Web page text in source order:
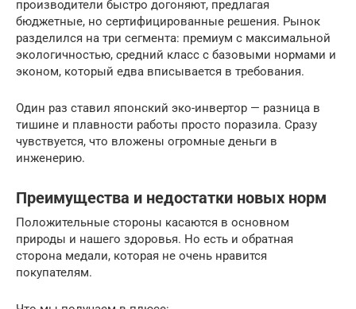
производители быстро догоняют, предлагая
бюджетные, но сертифицированные решения. Рынок
разделился на три сегмента: премиум с максимальной
экологичностью, средний класс с базовыми нормами и
эконом, который едва вписывается в требования.
Один раз ставил японский эко-инвертор — разница в
тишине и плавности работы просто поразила. Сразу
чувствуется, что вложены огромные деньги в
инженерию.
Преимущества и недостатки новых норм
Положительные стороны касаются в основном
природы и нашего здоровья. Но есть и обратная
сторона медали, которая не очень нравится
покупателям.